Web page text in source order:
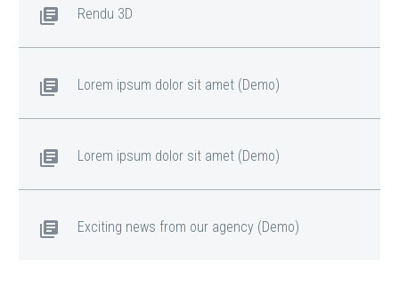
Rendu 3D
Lorem ipsum dolor sit amet (Demo)
Lorem ipsum dolor sit amet (Demo)
Exciting news from our agency (Demo)